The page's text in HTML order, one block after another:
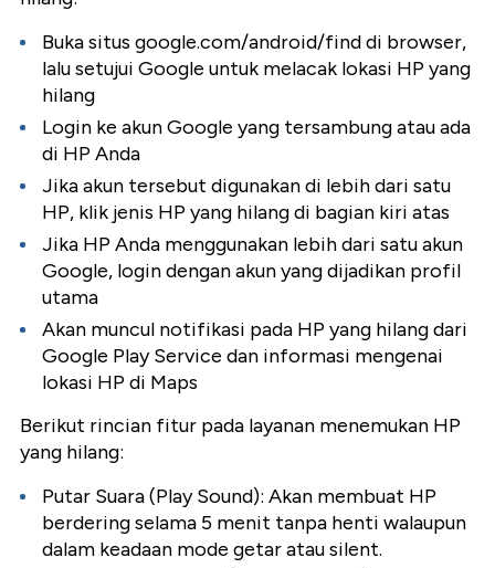
Buka situs google.com/android/find di browser,
lalu setujui Google untuk melacak lokasi HP yang
hilang
Login ke akun Google yang tersambung atau ada
di HP Anda
Jika akun tersebut digunakan di lebih dari satu
HP, klik jenis HP yang hilang di bagian kiri atas
Jika HP Anda menggunakan lebih dari satu akun
Google, login dengan akun yang dijadikan profil
utama
Akan muncul notifikasi pada HP yang hilang dari
Google Play Service dan informasi mengenai
lokasi HP di Maps
Berikut rincian fitur pada layanan menemukan HP
yang hilang:
Putar Suara (Play Sound): Akan membuat HP
berdering selama 5 menit tanpa henti walaupun
dalam keadaan mode getar atau silent.